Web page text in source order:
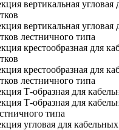
вертикальная угловая
вертикальная угловая
лестничного типа
крестообразная для
крестообразная для
лестничного типа
Т-образная для
Т-образная для
типа
угловая для